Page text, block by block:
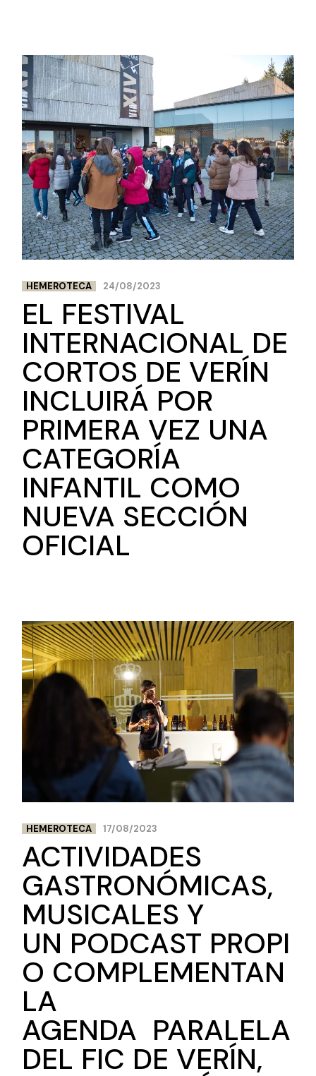
HEMEROTECA 24/08/2023
EL FESTIVAL
INTERNACIONAL DE
CORTOS DE VERÍN
INCLUIRÁ POR
PRIMERA VEZ UNA
CATEGORÍA
INFANTIL COMO
NUEVA SECCIÓN
OFICIAL
HEMEROTECA 17/08/2023
ACTIVIDADES
GASTRONÓMICAS,
MUSICALES Y
UN PODCAST PROPI
O COMPLEMENTAN
LA
AGENDA PARALELA
DEL FIC DE VERÍN,